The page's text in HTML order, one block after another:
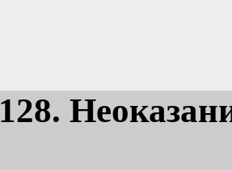
128.